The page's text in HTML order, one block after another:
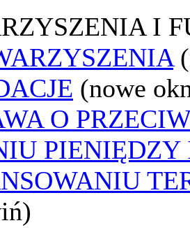
I
(nowe
O
PIENIĘDZY